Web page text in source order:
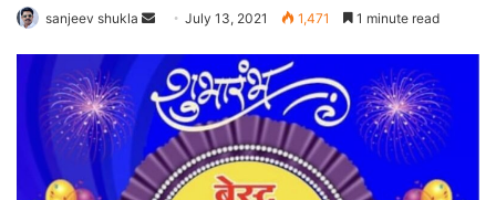
sanjeev shukla
Send
email
July 13, 2021 1,471 1 minute read